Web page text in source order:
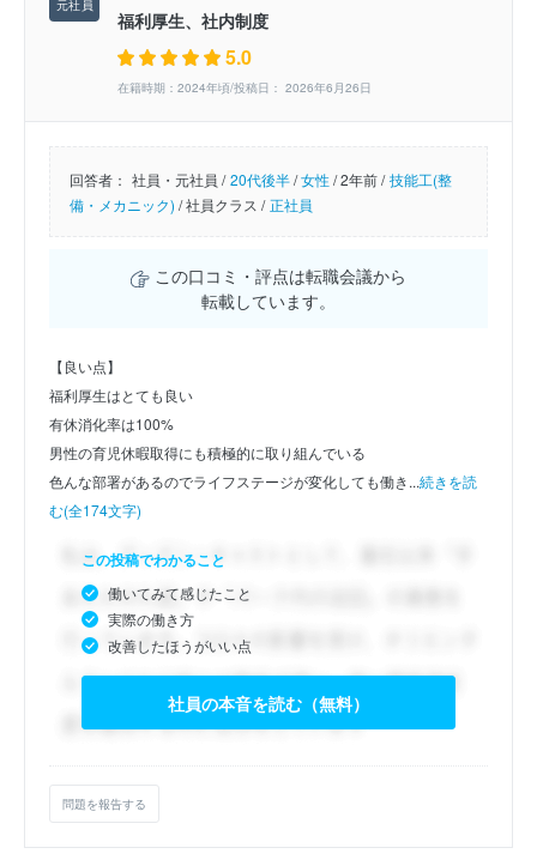
福利厚生、社内制度
5.0
在籍時期：2024年頃/投稿日： 2026年6月26日
回答者： 社員・元社員 / 20代後半/女性/2年前 / 技能工(整
備・メカニック) /社員クラス / 正社員
この口コミ・評点は転職会議から
転載しています。
【良い点】
福利厚生はとても良い
有休消化率は100%
男性の育児休暇取得にも積極的に取り組んでいる
色んな部署があるのでライフステージが変化しても働き...続きを読
む(全174文字)
この投稿でわかること
働いてみて感じたこと
実際の働き方
改善したほうがいい点
社員の本音を読む（無料）
問題を報告する